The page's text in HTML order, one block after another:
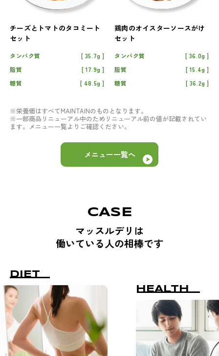
チーズとトマトのタコミート
セット
タンパク質
35.7g
脂質
17.9g
糖質
48.5g
鶏肉のオイスターソースがけ
セット
タンパク質
36.0g
脂質
15.4g
糖質
36.2g
※栄養価はすべてMAINTAINのものとなります。
※一部商品リニューアル中のためリニューアル前の値が記載されてい
ます。メニュー一覧よりご確認ください。
メニュー一覧へ
CASE
マッスルデリは
働いている人の相棒です
DIET
HEALTH